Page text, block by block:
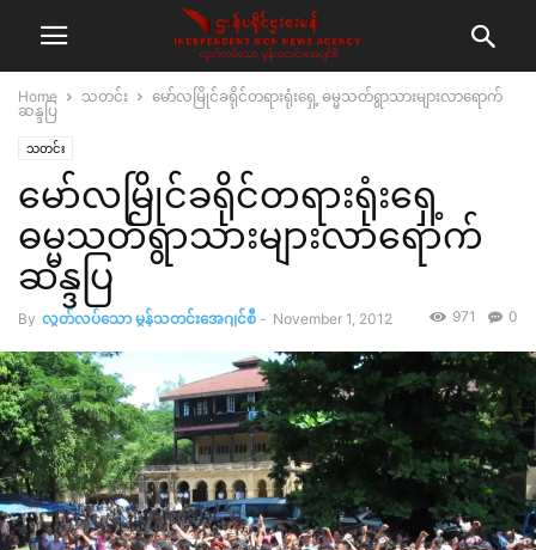
Home သတင်း
မော်လမြိုင်ခရိုင်တရားရုံးရှေ့ ဓမ္မသတ်ရွာသားများလာရောက်
ဆန္ဒပြ
သတင်း
မော်လမြိုင်ခရိုင်တရားရုံးရှေ့
ဓမ္မသတ်ရွာသားများလာရောက်
ဆန္ဒပြ
By လွတ်လပ်သော မွန်သတင်းအေဂျင်စီ - November 1, 2012 0
971